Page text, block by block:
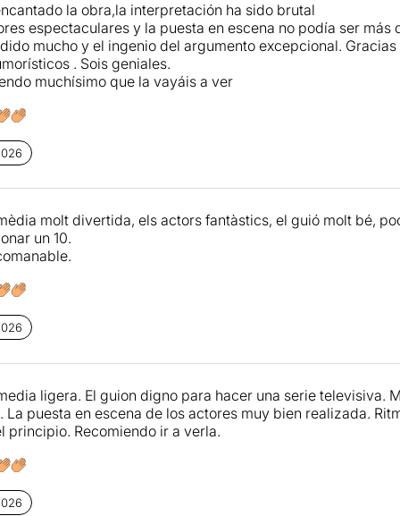
la obra,la interpretación ha sido brutal
espectaculares y la puesta en escena no podía ser más
mucho y el ingenio del argumento excepcional.
. Sois geniales.
muchísimo que la vayáis a ver
molt divertida, els actors fantàstics, el guió molt bé,
un 10.
ligera. El guion digno para hacer una serie televisiva.
La puesta en escena de los actores muy bien realizada.
principio. Recomiendo ir a verla.